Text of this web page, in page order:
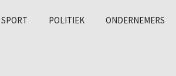
SPORT POLITIEK ONDERNEMERS